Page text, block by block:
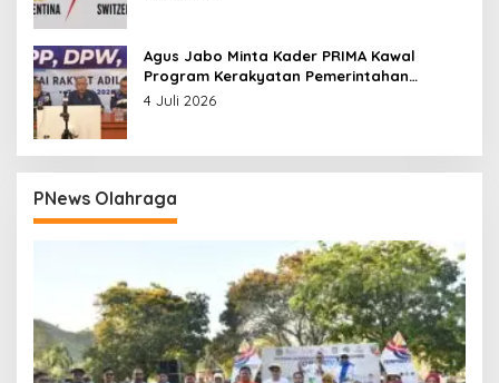
Agus Jabo Minta Kader PRIMA Kawal
Program Kerakyatan Pemerintahan
Prabowo
4 Juli 2026
PNews Olahraga